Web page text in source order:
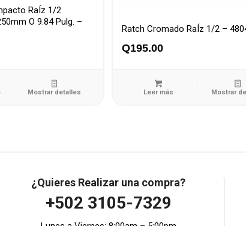
RaÍz 1/2
O 9.84 Pulg. –
Mostrar detalles
Ratch Cromado RaÍz 1/2 –
Q195.00
Leer más Mostrar
¿Quieres Realizar una compra?
+502 3105-7329